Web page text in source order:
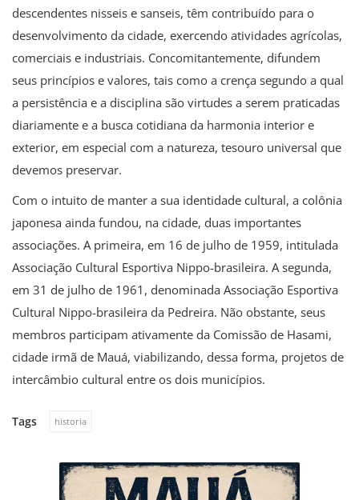
descendentes nisseis e sanseis, têm contribuído para o
desenvolvimento da cidade, exercendo atividades agrícolas,
comerciais e industriais. Concomitantemente, difundem
seus princípios e valores, tais como a crença segundo a qual
a persistência e a disciplina são virtudes a serem praticadas
diariamente e a busca cotidiana da harmonia interior e
exterior, em especial com a natureza, tesouro universal que
devemos preservar.
Com o intuito de manter a sua identidade cultural, a colônia
japonesa ainda fundou, na cidade, duas importantes
associações. A primeira, em 16 de julho de 1959, intitulada
Associação Cultural Esportiva Nippo-brasileira. A segunda,
em 31 de julho de 1961, denominada Associação Esportiva
Cultural Nippo-brasileira da Pedreira. Não obstante, seus
membros participam ativamente da Comissão de Hasami,
cidade irmã de Mauá, viabilizando, dessa forma, projetos de
intercâmbio cultural entre os dois municípios.
Tags historia